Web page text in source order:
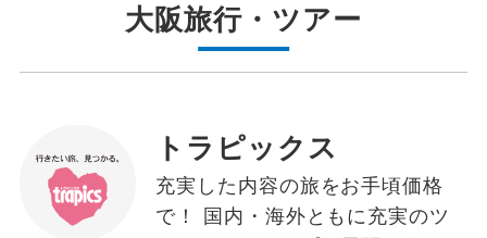
大阪旅行・ツアー
トラピックス
充実した内容の旅をお手頃価格
で！ 国内・海外ともに充実のツ